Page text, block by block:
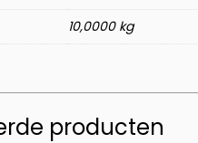
10,0000 kg
producten